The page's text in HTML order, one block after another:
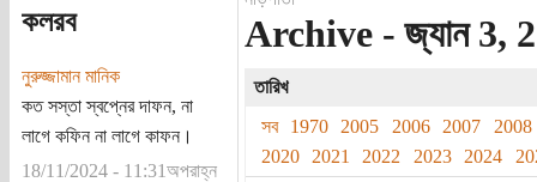
কলরব
নুরুজ্জামান মানিক
কত সস্তা স্বপ্নের দাফন, না
লাগে কফিন না লাগে কাফন।
18/11/2024 - 11:31অপরাহ্ন
Archive - জ্যান 3,
তারিখ
সব
1970 2005 2006 2007
2008
2020
2021 2022 2023 2024